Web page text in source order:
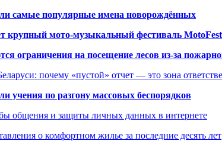
самые популярные имена новорождённых
крупный мото-музыкальный фестиваль
ограничения на посещение лесов из-за
почему «пустой» отчет — это зона
учения по разгону массовых беспорядков
общения и защиты личных данных в интернете
о комфортном жилье за последние десять лет